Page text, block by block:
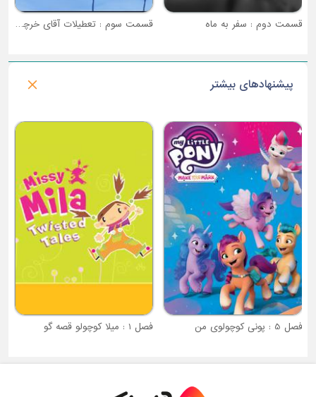
قسمت دوم : سفر به ماه قسمت سوم : تعطیلات آقای خرچنگ
پیشنهادهای بیشتر
فصل 5 : پونی کوچولوی من فصل 1 : میلا کوچولو قصه گو